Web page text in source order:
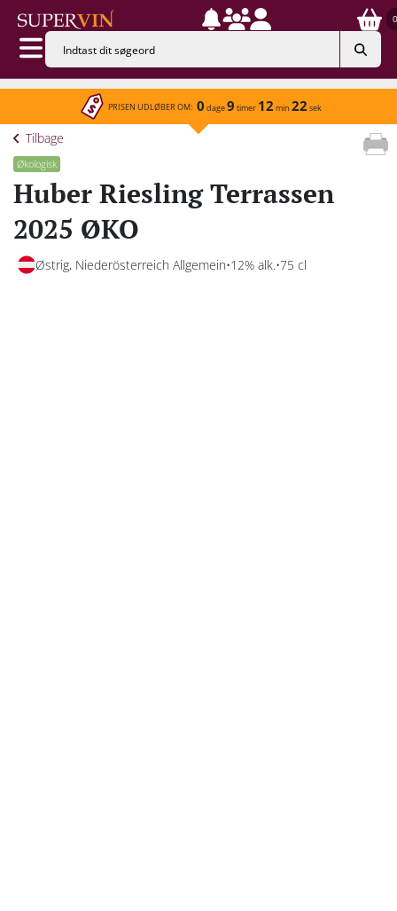
0
PRISEN UDLØBER OM: 0 dage9 timer 12 min 22 sek
Tilbage
Økologisk
Huber Riesling Terrassen
2025 ØKO
Østrig, Niederösterreich Allgemein 12% alk. 75 cl